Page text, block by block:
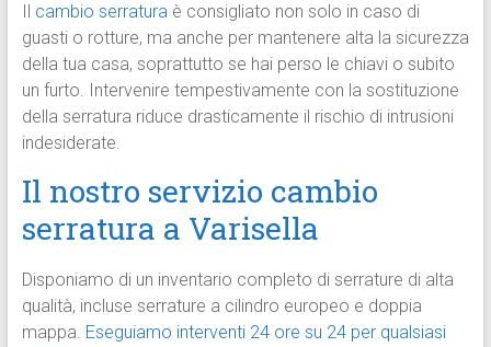
cambio serraturaè consigliato non solo in caso di
guasti o rotture, ma anche per mantenere alta la sicurezza
della tua casa, soprattutto se hai perso le chiavi o subito
un furto. Intervenire tempestivamente con la sostituzione
della serratura riduce drasticamente il rischio di intrusioni
indesiderate.
Il nostro servizio cambio
serratura a Varisella
Disponiamo di un inventario completo di serrature di alta
qualità, incluse serrature a cilindro europeo e doppia
mappa. Eseguiamo interventi 24 ore su 24 per qualsiasi